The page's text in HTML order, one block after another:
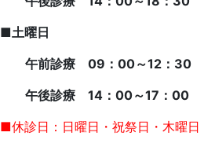
■土曜日
午前診療 09：00～12：30
午後診療 14：00～17：00
■休診日：日曜日・祝祭日・木曜日